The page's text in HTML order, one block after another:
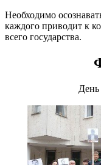
Необходимо
каждого приводит к
всего государства.
День